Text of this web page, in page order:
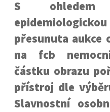
S ohledem
přesunuta aukce
na fcb
částku obrazu
přístroj dle
Slavnostní